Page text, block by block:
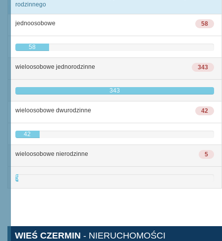
rodzinnego
58
jednoosobowe
58
343
wieloosobowe jednorodzinne
343
42
wieloosobowe dwurodzinne
42
5
wieloosobowe nierodzinne
5
WIEŚ CZERMIN - NIERUCHOMOŚCI